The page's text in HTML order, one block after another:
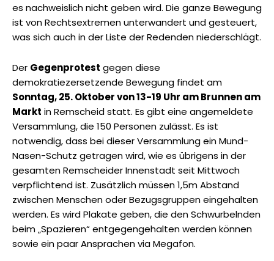
es nachweislich nicht geben wird. Die ganze Bewegung
ist von Rechtsextremen unterwandert und gesteuert,
was sich auch in der Liste der Redenden niederschlägt.
Der Gegenprotest gegen diese
demokratiezersetzende Bewegung findet am
Sonntag, 25. Oktober von 13-19 Uhr am Brunnen am
Markt in Remscheid statt. Es gibt eine angemeldete
Versammlung, die 150 Personen zulässt. Es ist
notwendig, dass bei dieser Versammlung ein Mund-
Nasen-Schutz getragen wird, wie es übrigens in der
gesamten Remscheider Innenstadt seit Mittwoch
verpflichtend ist. Zusätzlich müssen 1,5m Abstand
zwischen Menschen oder Bezugsgruppen eingehalten
werden. Es wird Plakate geben, die den Schwurbelnden
beim „Spazieren“ entgegengehalten werden können
sowie ein paar Ansprachen via Megafon.